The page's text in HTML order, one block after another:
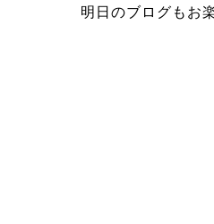
明日のブログもお